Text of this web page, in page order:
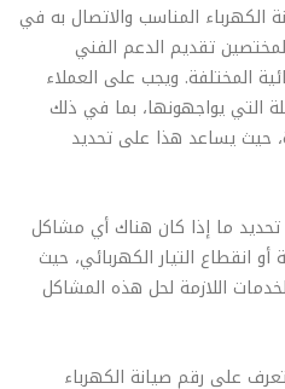
المناسب والاتصال به في
تقديم الدعم الفني
المختلفة. ويجب على العملاء
التي يواجهونها، بما في ذلك
حيث يساعد هذا على تحديد
ما إذا كان هناك أي مشاكل
انقطاع التيار الكهربائي، حيث
اللازمة لحل هذه المشاكل
على رقم صيانة الكهرباء